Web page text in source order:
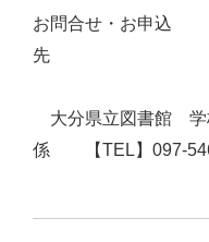
お問合せ・お申込
大分県立図書館 学
係 【TEL】097-